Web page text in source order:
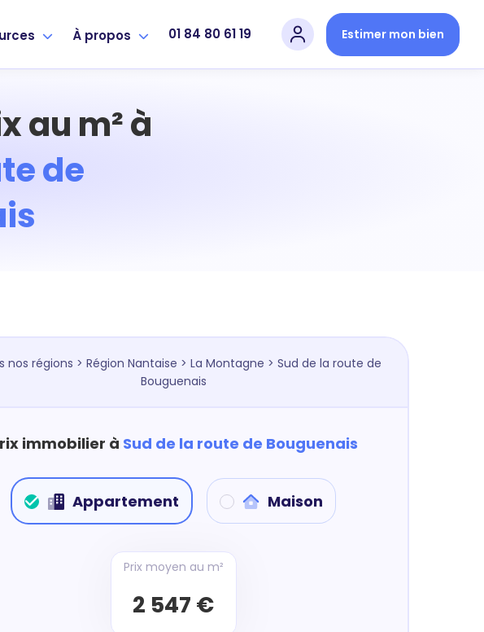
À propos 01 84 80 61 19 Estimer mon bien
au m² à
de
nos régions > Région Nantaise > La Montagne > Sud de la route de
Bouguenais
immobilier à Sud de la route de Bouguenais
Appartement Maison
Prix moyen au m²
2 547 €